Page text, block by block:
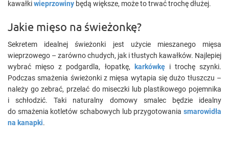
kawałkiwieprzowiny będą większe, może to trwać trochę dłużej.
Jakie mięso na świeżonkę?
Sekretem idealnej świeżonki jest użycie mieszanego mięsa
wieprzowego – zarówno chudych, jak i tłustych kawałków. Najlepiej
wybrać mięso z podgardla, łopatkę,
karkówkęi trochę szynki.
Podczas smażenia świeżonki z mięsa wytapia się dużo tłuszczu –
należy go zebrać, przelać do miseczki lub plastikowego pojemnika
i schłodzić. Taki naturalny domowy smalec będzie idealny
do smażenia kotletów schabowych lub przygotowania smarowidła
na kanapki.